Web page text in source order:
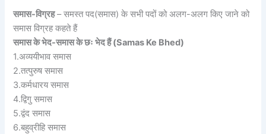
समास-विग्रह– समस्त पद(समास) के सभी पदों को अलग-अलग किए जाने को
समास विग्रह कहते हैं
समास के भेद-समास के छः भेद हैं (Samas Ke Bhed)
1.अव्ययीभाव समास
2.तत्पुरुष समास
3.कर्मधारय समास
4.द्विगु समास
5.द्वंद समास
6.बहुव्रीहि समास